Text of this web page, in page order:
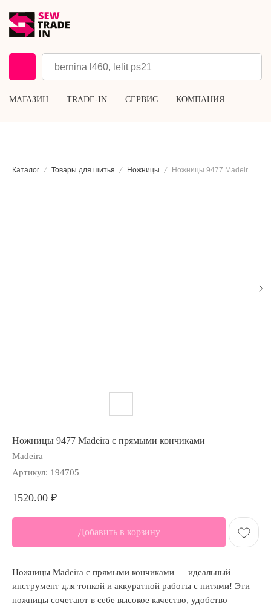
МАГАЗИН TRADE-IN СЕРВИС КОМПАНИЯ
Каталог Товары для шитья Ножницы
Ножницы 9477 Madeira с прямыми кончиками
Madeira
Артикул: 194705
1520.00 ₽
Добавить в корзину
Ножницы Madeira с прямыми кончиками — идеальный
инструмент для тонкой и аккуратной работы с нитями! Эти
ножницы сочетают в себе высокое качество, удобство